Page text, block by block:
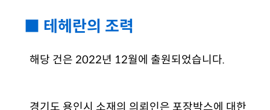
■ 테헤란의 조력
해당 건은 2022년 12월에 출원되었습니다.
경기도 용인시 소재의 의뢰인은 포장박스에 대한